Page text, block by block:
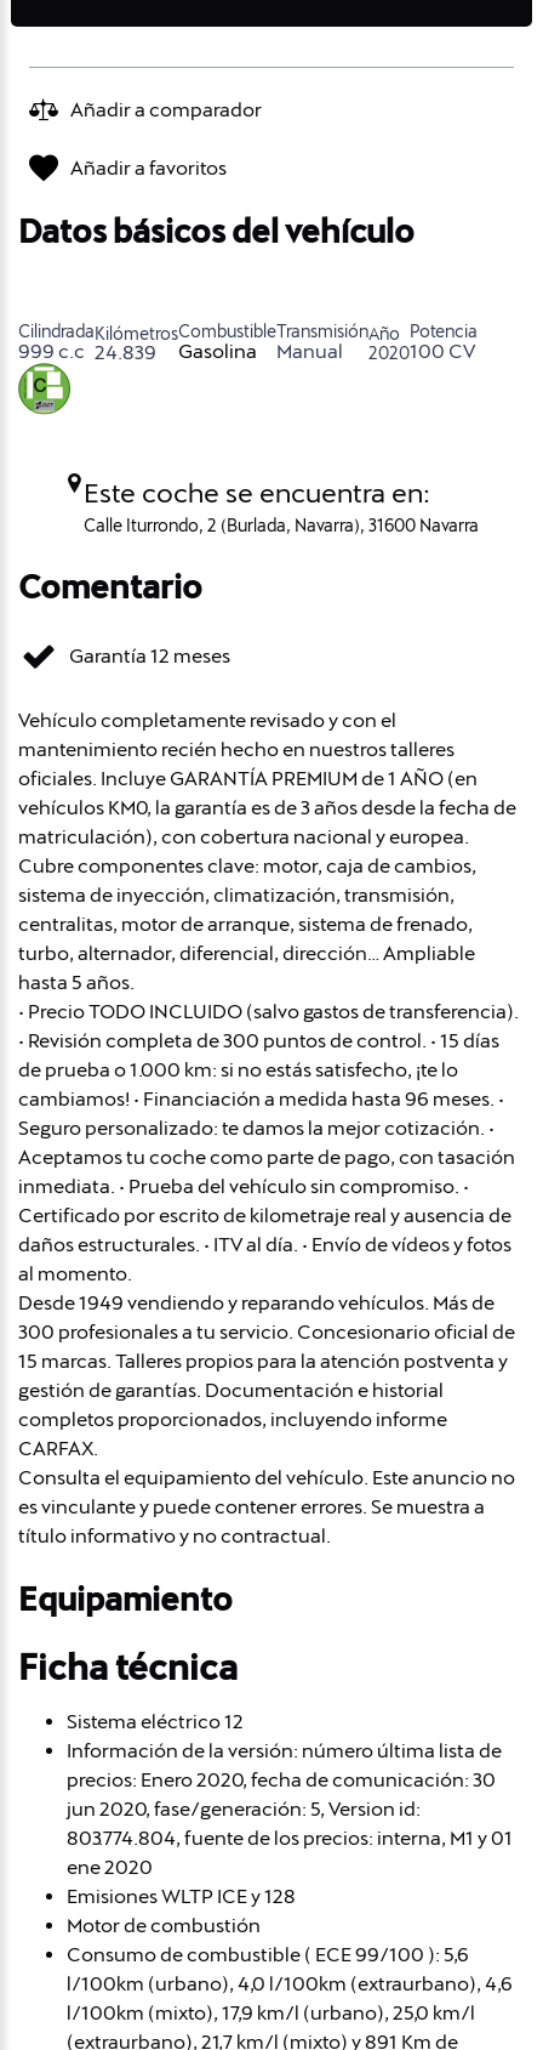
Añadir a comparador
Añadir a favoritos
Datos básicos del vehículo
Cilindrada
999 c.c
Kilómetros
24.839
Combustible
Gasolina
Transmisión
Manual
Año
2020
Potencia
100 CV
Este coche se encuentra en:
Calle Iturrondo, 2 (Burlada, Navarra), 31600 Navarra
Comentario
Garantía 12 meses
Vehículo completamente revisado y con el
mantenimiento recién hecho en nuestros talleres
oficiales. Incluye GARANTÍA PREMIUM de 1 AÑO (en
vehículos KM0, la garantía es de 3 años desde la fecha de
matriculación), con cobertura nacional y europea.
Cubre componentes clave: motor, caja de cambios,
sistema de inyección, climatización, transmisión,
centralitas, motor de arranque, sistema de frenado,
turbo, alternador, diferencial, dirección… Ampliable
hasta 5 años.
• Precio TODO INCLUIDO (salvo gastos de transferencia).
• Revisión completa de 300 puntos de control. • 15 días
de prueba o 1.000 km: si no estás satisfecho, ¡te lo
cambiamos! • Financiación a medida hasta 96 meses. •
Seguro personalizado: te damos la mejor cotización. •
Aceptamos tu coche como parte de pago, con tasación
inmediata. • Prueba del vehículo sin compromiso. •
Certificado por escrito de kilometraje real y ausencia de
daños estructurales. • ITV al día. • Envío de vídeos y fotos
al momento.
Desde 1949 vendiendo y reparando vehículos. Más de
300 profesionales a tu servicio. Concesionario oficial de
15 marcas. Talleres propios para la atención postventa y
gestión de garantías. Documentación e historial
completos proporcionados, incluyendo informe
CARFAX.
Consulta el equipamiento del vehículo. Este anuncio no
es vinculante y puede contener errores. Se muestra a
título informativo y no contractual.
Equipamiento
Ficha técnica
Sistema eléctrico 12
Información de la versión: número última lista de
precios: Enero 2020, fecha de comunicación: 30
jun 2020, fase/generación: 5, Version id:
803.774.804, fuente de los precios: interna, M1 y 01
ene 2020
Emisiones WLTP ICE y 128
Motor de combustión
Consumo de combustible ( ECE 99/100 ): 5,6
l/100km (urbano), 4,0 l/100km (extraurbano), 4,6
l/100km (mixto), 17,9 km/l (urbano), 25,0 km/l
(extraurbano), 21,7 km/l (mixto) y 891 Km de